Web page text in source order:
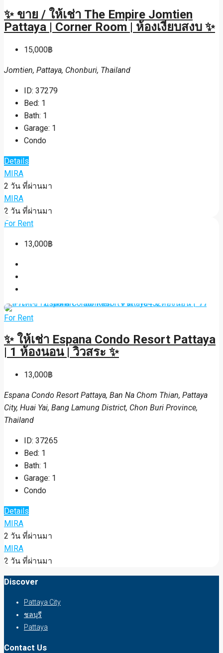
✨ ขาย / ให้เช่า The Empire Jomtien
Pattaya | Corner Room | ห้องเงียบสงบ ✨
15,000฿
Jomtien, Pattaya, Chonburi, Thailand
ID: 37279
Bed: 1
Bath: 1
Garage: 1
Condo
Details
MIRA
2 วัน ที่ผ่านมา
MIRA
2 วัน ที่ผ่านมา
For Rent
13,000฿
For Rent
✨ ให้เช่า Espana Condo Resort Pattaya
| 1 ห้องนอน | วิวสระ ✨
13,000฿
Espana Condo Resort Pattaya, Ban Na Chom Thian, Pattaya
City, Huai Yai, Bang Lamung District, Chon Buri Province,
Thailand
ID: 37265
Bed: 1
Bath: 1
Garage: 1
Condo
Details
MIRA
2 วัน ที่ผ่านมา
MIRA
2 วัน ที่ผ่านมา
Discover
Pattaya City
ชลบุรี
Pattaya
Contact Us